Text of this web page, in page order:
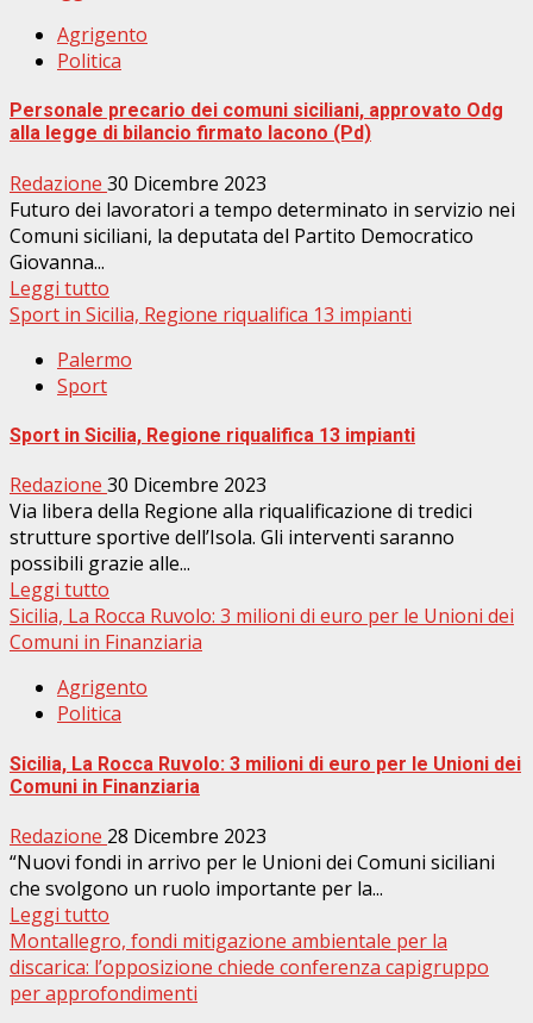
Agrigento
Politica
Personale precario dei comuni siciliani, approvato Odg
alla legge di bilancio firmato Iacono (Pd)
Redazione 30 Dicembre 2023
Futuro dei lavoratori a tempo determinato in servizio nei
Comuni siciliani, la deputata del Partito Democratico
Giovanna...
Leggi tutto
Sport in Sicilia, Regione riqualifica 13 impianti
Palermo
Sport
Sport in Sicilia, Regione riqualifica 13 impianti
Redazione 30 Dicembre 2023
Via libera della Regione alla riqualificazione di tredici
strutture sportive dell’Isola. Gli interventi saranno
possibili grazie alle...
Leggi tutto
Sicilia, La Rocca Ruvolo: 3 milioni di euro per le Unioni dei
Comuni in Finanziaria
Agrigento
Politica
Sicilia, La Rocca Ruvolo: 3 milioni di euro per le Unioni dei
Comuni in Finanziaria
Redazione 28 Dicembre 2023
“Nuovi fondi in arrivo per le Unioni dei Comuni siciliani
che svolgono un ruolo importante per la...
Leggi tutto
Montallegro, fondi mitigazione ambientale per la
discarica: l’opposizione chiede conferenza capigruppo
per approfondimenti